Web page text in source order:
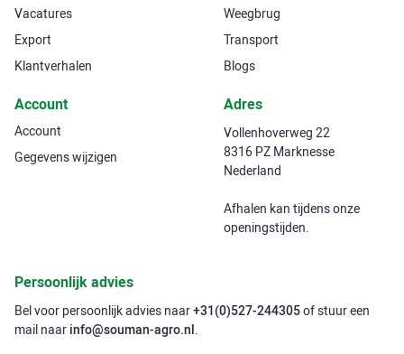
Vacatures
Export
Klantverhalen
Weegbrug
Transport
Blogs
Account
Account
Gegevens wijzigen
Adres
Vollenhoverweg 22
8316 PZ Marknesse
Nederland
Afhalen kan tijdens onze
openingstijden.
Persoonlijk advies
Bel voor persoonlijk advies naar+31(0)527-244305of stuur een
mail naar info@souman-agro.nl .